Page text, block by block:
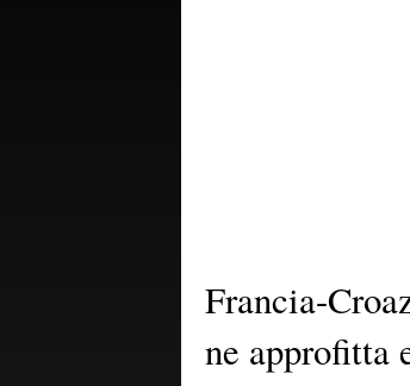
Francia-
ne approfitta